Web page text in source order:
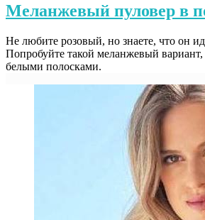
Меланжевый пуловер в
Не любите розовый, но знаете, что он
Попробуйте такой меланжевый
белыми полосками.